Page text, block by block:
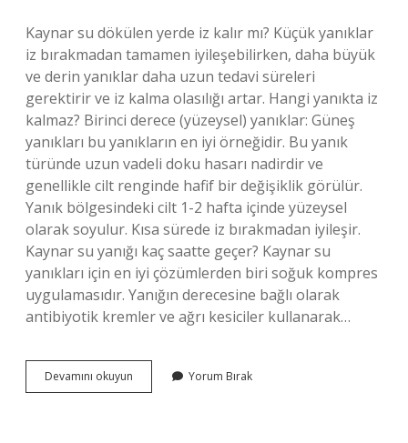
Kaynar su dökülen yerde iz kalır mı? Küçük yanıklar
iz bırakmadan tamamen iyileşebilirken, daha büyük
ve derin yanıklar daha uzun tedavi süreleri
gerektirir ve iz kalma olasılığı artar. Hangi yanıkta iz
kalmaz? Birinci derece (yüzeysel) yanıklar: Güneş
yanıkları bu yanıkların en iyi örneğidir. Bu yanık
türünde uzun vadeli doku hasarı nadirdir ve
genellikle cilt renginde hafif bir değişiklik görülür.
Yanık bölgesindeki cilt 1-2 hafta içinde yüzeysel
olarak soyulur. Kısa sürede iz bırakmadan iyileşir.
Kaynar su yanığı kaç saatte geçer? Kaynar su
yanıkları için en iyi çözümlerden biri soğuk kompres
uygulamasıdır. Yanığın derecesine bağlı olarak
antibiyotik kremler ve ağrı kesiciler kullanarak…
Devamını okuyun
Su
Yorum Bırak